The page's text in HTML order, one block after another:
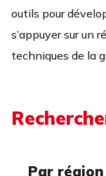
outils pour
s’appuyer sur un
techniques de la
Par région